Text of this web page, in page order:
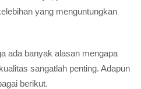
yang menguntungkan
ada banyak alasan mengapa
sangatlah penting. Adapun
berikut.